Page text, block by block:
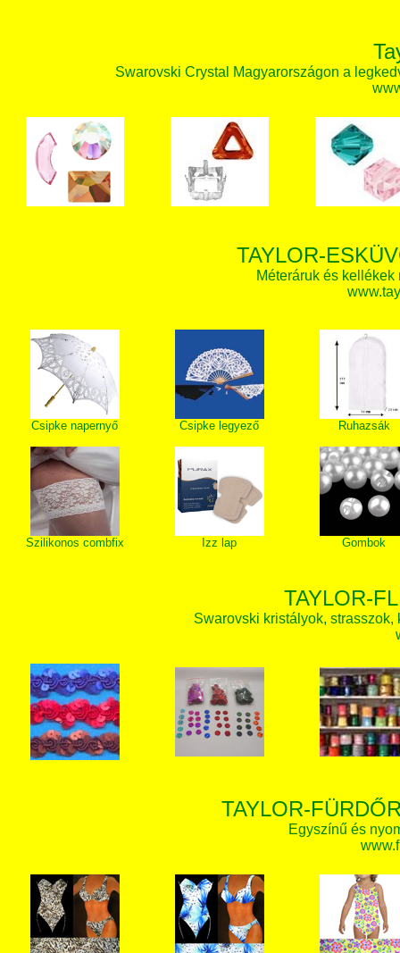
Swarovski Crystal Magyarországon a
TAYLOR-
Méteráruk és
Csipke napernyő Csipke legyező Ruhazsák
Szilikonos combfix Izz lap Gombok
TAYLOR-
Swarovski kristályok,
TAYLOR-
Egyszínű és